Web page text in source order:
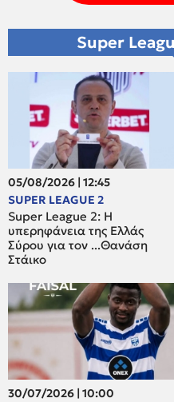
Super
05/08/2026 | 12:45
SUPER LEAGUE 2
Super League 2: H
υπερηφάνεια της Ελλάς
Σύρου για τον ...Θανάση
Στάικο
30/07/2026 | 10:00